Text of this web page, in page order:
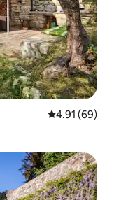
Calificación
4.91 (69)